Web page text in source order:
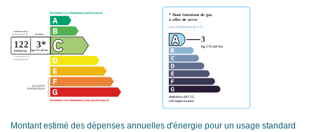
Montant estimé des dépenses annuelles d'énergie pour un usage standard